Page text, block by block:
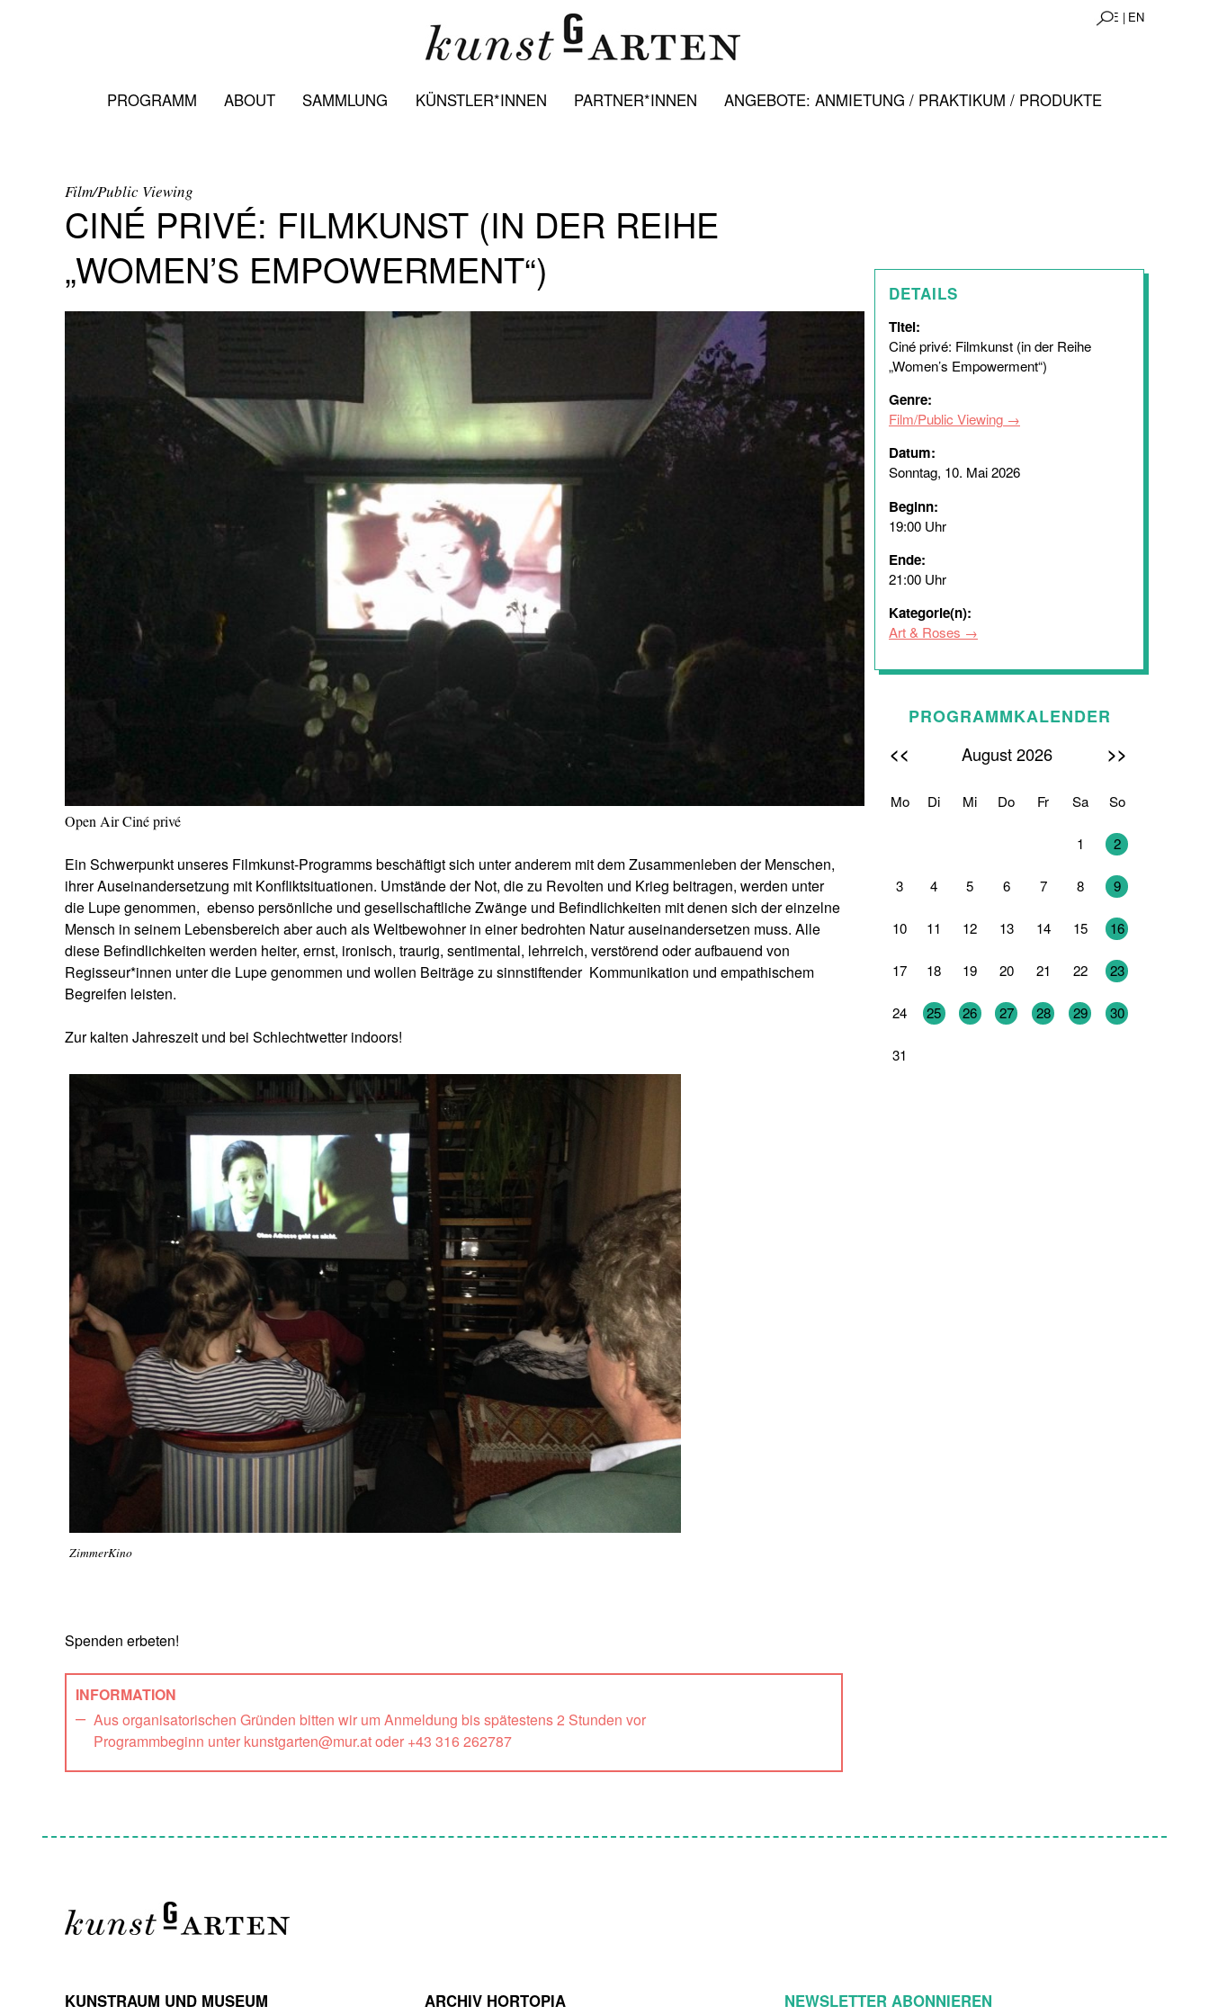
DE | EN
PROGRAMM ABOUT SAMMLUNG KÜNSTLER*INNEN PARTNER*INNEN ANGEBOTE: ANMIETUNG / PRAKTIKUM / PRODUKTE
Film/Public Viewing
CINÉ PRIVÉ: FILMKUNST (IN DER REIHE
„WOMEN’S EMPOWERMENT“)
Open Air Ciné privé
Ein Schwerpunkt unseres Filmkunst-Programms beschäftigt sich unter anderem mit dem Zusammenleben der Menschen,
ihrer Auseinandersetzung mit Konfliktsituationen. Umstände der Not, die zu Revolten und Krieg beitragen, werden unter
die Lupe genommen, ebenso persönliche und gesellschaftliche Zwänge und Befindlichkeiten mit denen sich der einzelne
Mensch in seinem Lebensbereich aber auch als Weltbewohner in einer bedrohten Natur auseinandersetzen muss. Alle
diese Befindlichkeiten werden heiter, ernst, ironisch, traurig, sentimental, lehrreich, verstörend oder aufbauend von
Regisseur*innen unter die Lupe genommen und wollen Beiträge zu sinnstiftender Kommunikation und empathischem
Begreifen leisten.
Zur kalten Jahreszeit und bei Schlechtwetter indoors!
ZimmerKino
Spenden erbeten!
INFORMATION
Aus organisatorischen Gründen bitten wir um Anmeldung bis spätestens 2 Stunden vor
Programmbeginn unter kunstgarten@mur.at oder +43 316 262787
DETAILS
Titel:
Ciné privé: Filmkunst (in der Reihe
„Women’s Empowerment“)
Genre:
Film/Public Viewing
Datum:
Sonntag, 10. Mai 2026
Beginn:
19:00 Uhr
Ende:
21:00 Uhr
Kategorie(n):
Art & Roses
PROGRAMMKALENDER
<< August 2026 >>
Mo Di Mi Do Fr Sa So
1 2
3 4 5 6 7 8 9
10 11 12 13 14 15 16
17 18 19 20 21 22 23
24 25 26 27 28 29 30
31
KUNSTRAUM UND MUSEUM ARCHIV HORTOPIA NEWSLETTER ABONNIEREN